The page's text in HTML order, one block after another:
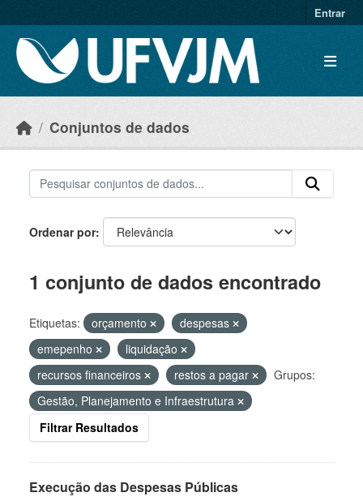
Entrar
Conjuntos de dados
Ordenar por
1 conjunto de dados encontrado
Etiquetas: orçamento
despesas
emepenho
liquidação
recursos financeiros
restos a pagar
Grupos:
Gestão, Planejamento e Infraestrutura
Filtrar Resultados
Execução das Despesas Públicas